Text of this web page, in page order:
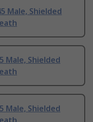
Male, Shielded
Male, Shielded
Male, Shielded